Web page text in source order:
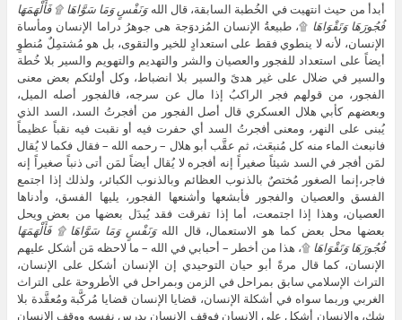
أبدأ من حيث انتهيت في الخُطبة السابقة، قال اللهوَنَفْسٍ وَمَا سَوَّاهَا ۩ فَأَلْهَمَهَا
فُجُورَهَا وَتَقْوَاهَا ۩، طبيعةُ الإنسان المُزدوَجة هى جوهرُ دراما الإنسان ومأساة
الإنسان، لأنه لا ينطوي فقط على استعدادٍ للخير والتقوى، بل هو مُشتمِلٌ مُنطوٍ
أيضاً على استعداد للفجور والعصيان والشر والتهديم والتهويم والسير بلا خُطة
والسير في ضلال على غير هدىً والسير بلا انضباط، وكل أولئكم بعض معنى
الفجور، من قولهم فجر الراكبُ إذا مال عن سرجه، فالفجور أصله الميل،
وبعضهم كأبي هلال العسكري قال أصل الفجور من أفجرتُ السد، السد الذي
يُبنى على النهر، ومعنى أفجرتُ السد أي حفرت فيه أو نقبت فيه نقباً عظيماً
فانبعث الماء منه كل مُنبعَث، ثم عقَّب أبو هلال – رحمه الله – فقال فكما لا يُقال
لمَن أفجر في السد شيئاً صغيراً إنه أفجره لا يُقال أيضاً لمَن أتى ذنباً صغيراً إنه
فاجر،إنما الصغور مُختصٌ بالذنوب العظائم وبالذنوب الكبائر، ولذلك إذا اجتمع
الفسق والعصيان والفجور فأبشعها وأشنعها الفجور، يليها الفسق، وأدناها
العصيان، وهذا إذا اجتمعت، أما إذا تفرقت فقد يُبدَل بعضها من بعض ويحل
بعضها محل بعض كما هو الاستعمال، قال اللهوَنَفْسٍ وَمَا سَوَّاهَا ۩ فَأَلْهَمَهَا
فُجُورَهَا وَتَقْوَاهَا ۩، هذا من أخطر – أحبابي في الله – ما لاحظه مَن أشكل عليهم
الإنسان، كما قال مرةً أبو حيان التوحيدي إن الإنسان أشكل على الإنسان،
التراث الإسلامي سابق بمراحل في الزمن وبمراحل في الأطروحة على التراث
الغربي وربما سواه في أشكلة الإنسان، قضايا الإنسان قضايا مُركَّبة ومُعقَّدة بلا
شك، والإنسان أشكل على الإنسان فوقف الإنسان يدرس نفسه ووقف الإنسان